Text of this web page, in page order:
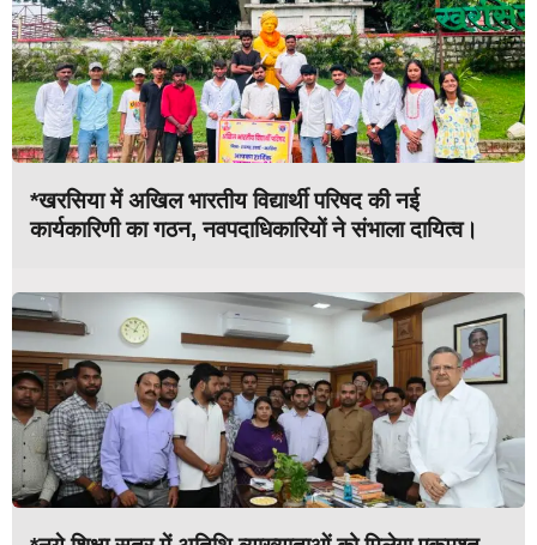
*खरसिया में अखिल भारतीय विद्यार्थी परिषद की नई
कार्यकारिणी का गठन, नवपदाधिकारियों ने संभाला दायित्व।